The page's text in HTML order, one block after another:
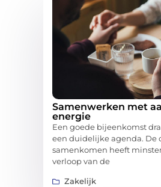
Samenwerken met
energie
Een goede bijeenkomst
een duidelijke agenda. De
samenkomen heeft
verloop van de
Zakelijk